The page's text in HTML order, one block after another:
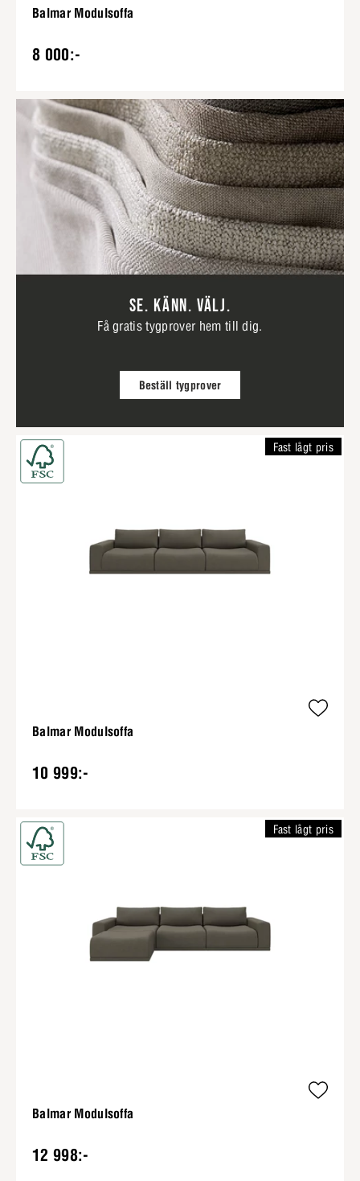
Balmar Modulsoffa
8 000:-
SE. KÄNN. VÄLJ.
Få gratis tygprover hem till dig.
Beställ tygprover
Balmar Modulsoffa
10 999:-
Fast lågt pris
Balmar Modulsoffa
12 998:-
Fast lågt pris